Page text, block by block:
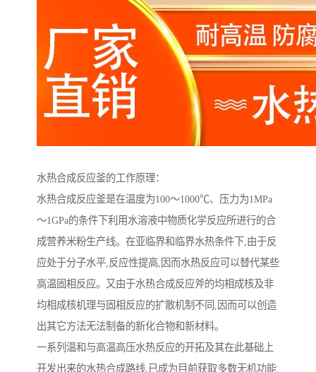
水热合成反应釜的工作原理：
水热合成反应釜是在温度为100～1000℃、压力为1MPa
～1GPa的条件下利用水溶液中物质化学反应所进行的合
成营养米粉生产线。在亚临界和临界水热条件下,由于反
应处于分子水平,反应性提高,因而水热反应可以替代某些
高温固相反应。又由于水热合成反应斧的均相成核及非
均相成核机理与固相反应的扩散机制不同,因而可以创造
出其它方法无法制备的新化合物和新材料。
一系列温和与高温高压水热反应的开拓及其在此基础上
开发出来的水热合成路线,已成为目前获取多数无机功能